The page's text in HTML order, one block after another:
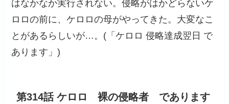
はなかなか実行されない。侵略がはかどらないケ
ロロの前に、ケロロの母がやってきた。大変なこ
とがあるらしいが…。(「ケロロ 侵略達成翌日 で
あります」)
第314話 ケロロ 裸の侵略者 であります